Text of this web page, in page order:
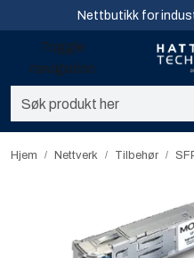
Skip to main content
Nettbutikk for
Toggle
navigation
Hjem Nettverk Tilbehør
Sikkerhet og overvåkning
Nettverk
Software og analyse